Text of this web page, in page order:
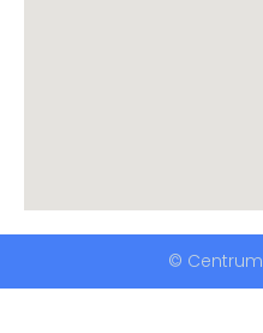
© Centrum